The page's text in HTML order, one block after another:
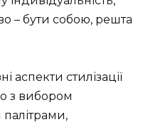
– бути собою, решта
аспекти стилізації
з вибором